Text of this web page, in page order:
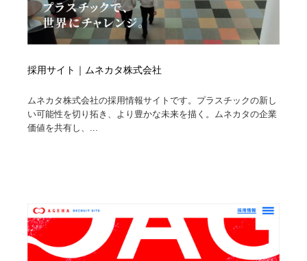
採用サイト｜ムネカタ株式会社
ムネカタ株式会社の採用情報サイトです。プラスチックの新し
い可能性を切り拓き、より豊かな未来を描く。ムネカタの企業
価値を共有し、...